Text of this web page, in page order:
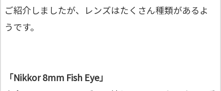
ご紹介しましたが、レンズはたくさん種類があるよ
うです。
「Nikkor 8mm Fish Eye」